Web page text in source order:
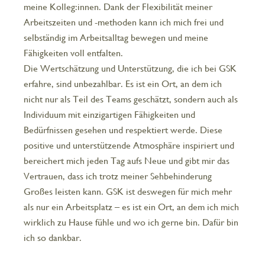
meine Kolleg:innen. Dank der Flexibilität meiner
Arbeitszeiten und -methoden kann ich mich frei und
selbständig im Arbeitsalltag bewegen und meine
Fähigkeiten voll entfalten.
Die Wertschätzung und Unterstützung, die ich bei GSK
erfahre, sind unbezahlbar. Es ist ein Ort, an dem ich
nicht nur als Teil des Teams geschätzt, sondern auch als
Individuum mit einzigartigen Fähigkeiten und
Bedürfnissen gesehen und respektiert werde. Diese
positive und unterstützende Atmosphäre inspiriert und
bereichert mich jeden Tag aufs Neue und gibt mir das
Vertrauen, dass ich trotz meiner Sehbehinderung
Großes leisten kann. GSK ist deswegen für mich mehr
als nur ein Arbeitsplatz – es ist ein Ort, an dem ich mich
wirklich zu Hause fühle und wo ich gerne bin. Dafür bin
ich so dankbar.